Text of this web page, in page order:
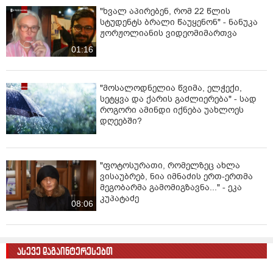
01:16
"ხვალ აპირებენ, რომ 22 წლის
სტუდენტს ბრალი წაუყენონ" - ნანუკა
ჟორჟოლიანის ვიდეომიმართვა
"მოსალოდნელია წვიმა, ელჭექი,
სეტყვა და ქარის გაძლიერება" - სად
როგორი ამინდი იქნება უახლოეს
დღეებში?
08:06
"ფოტოსურათი, რომელზეც ახლა
ვისაუბრებ, ნია იმნაძის ერთ-ერთმა
მეგობარმა გამომიგზავნა..." - ეკა
კუპატაძე
ასევე დაგაინტერესებთ